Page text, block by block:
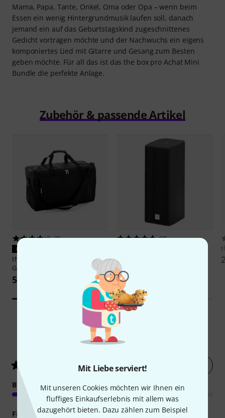
Mit Liebe serviert!
Mit unseren Cookies möchten wir Ihnen ein
fluffiges Einkaufserlebnis mit allem was
dazugehört bieten. Dazu zählen zum Beispiel
Mama, Papa, Tante, Onkel, Oma oder Opa – wenn beim
Essen ein wenig Hintergrundmusik laufen soll, danach
jemand ein auf das Geburtstagskind zugeschnittenes
Gedicht vortragen möchte und der Nachwuchs ein eigens
komponiertes Lied mit Gitarre und Gesang zum Besten
geben möchte. Für all das ist das the box pro Achat Mini
Bundle die perfekte Anlage.
Zubehör & passende Artikel
78
PASST GARANTIERT
the box pro
Achat Mini Bundle
Gigbag
55 €
195
111 €
Kundenbewertungen
4.6/ 5
BEDIENUNG
FEATURES